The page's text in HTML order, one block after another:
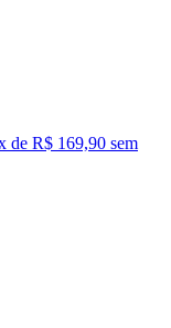
de R$ 169,90 sem